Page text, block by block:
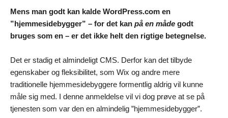
Mens man godt kan kalde WordPress.com en
”hjemmesidebygger” – for det kan på en måde godt
bruges som en – er det ikke helt den rigtige betegnelse.
Det er stadig et almindeligt CMS. Derfor kan det tilbyde
egenskaber og fleksibilitet, som Wix og andre mere
traditionelle hjemmesidebyggere formentlig aldrig vil kunne
måle sig med. I denne anmeldelse vil vi dog prøve at se på
tjenesten som var den en almindelig ”hjemmesidebygger”.